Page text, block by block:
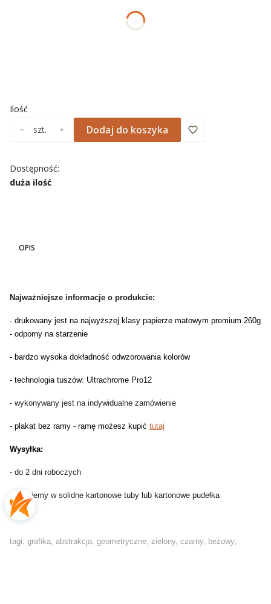
Ilość
szt.
Dodaj do koszyka
Dostępność:
duża ilość
OPIS
Najważniejsze informacje o produkcie:
- drukowany jest na najwyższej klasy papierze matowym premium 260g
- odporny na starzenie
- bardzo wysoka dokładność odwzorowania kolorów
- technologia tuszów: Ultrachrome Pro12
- wykonywany jest na indywidualne zamówienie
- plakat bez ramy - ramę możesz kupić tutaj
Wysyłka:
- do 2 dni roboczych
- pakujemy w solidne kartonowe tuby lub kartonowe pudełka
tagi: grafika, abstrakcja, geometryczne, zielony, czarny, beżowy;